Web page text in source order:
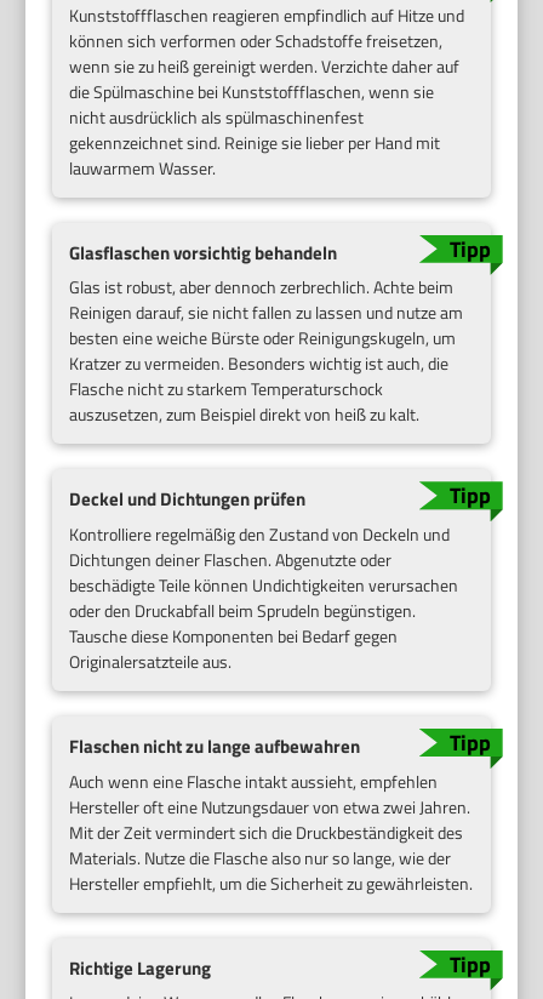
Kunststoffflaschen reagieren empfindlich auf Hitze und
können sich verformen oder Schadstoffe freisetzen,
wenn sie zu heiß gereinigt werden. Verzichte daher auf
die Spülmaschine bei Kunststoffflaschen, wenn sie
nicht ausdrücklich als spülmaschinenfest
gekennzeichnet sind. Reinige sie lieber per Hand mit
lauwarmem Wasser.
Glasflaschen vorsichtig behandeln
Glas ist robust, aber dennoch zerbrechlich. Achte beim
Reinigen darauf, sie nicht fallen zu lassen und nutze am
besten eine weiche Bürste oder Reinigungskugeln, um
Kratzer zu vermeiden. Besonders wichtig ist auch, die
Flasche nicht zu starkem Temperaturschock
auszusetzen, zum Beispiel direkt von heiß zu kalt.
Deckel und Dichtungen prüfen
Kontrolliere regelmäßig den Zustand von Deckeln und
Dichtungen deiner Flaschen. Abgenutzte oder
beschädigte Teile können Undichtigkeiten verursachen
oder den Druckabfall beim Sprudeln begünstigen.
Tausche diese Komponenten bei Bedarf gegen
Originalersatzteile aus.
Flaschen nicht zu lange aufbewahren
Auch wenn eine Flasche intakt aussieht, empfehlen
Hersteller oft eine Nutzungsdauer von etwa zwei Jahren.
Mit der Zeit vermindert sich die Druckbeständigkeit des
Materials. Nutze die Flasche also nur so lange, wie der
Hersteller empfiehlt, um die Sicherheit zu gewährleisten.
Richtige Lagerung